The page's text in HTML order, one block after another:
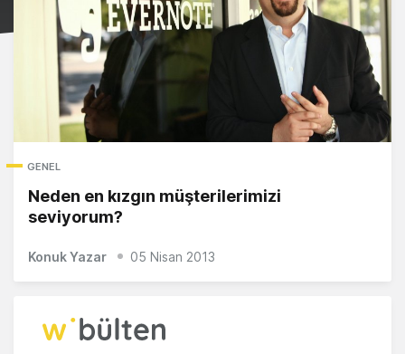
GENEL
Neden en kızgın müşterilerimizi
seviyorum?
Konuk Yazar 05 Nisan 2013